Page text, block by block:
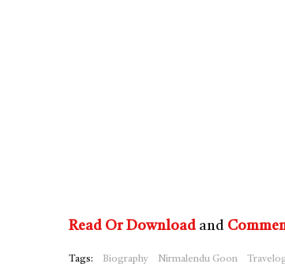
Read Or Download and
Tags: Biography Nirmalendu Goon